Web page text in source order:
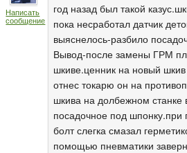
Написать
сообщение
год назад был такой
пока несработал датчик
выяснелось-разбило
Вывод-после замены ГРМ
шкиве.ценник на новый
отнес токарю он на
шкива на долбежном станке
посадочное под шпонку.при
болт слегка смазал
помощью пневматики